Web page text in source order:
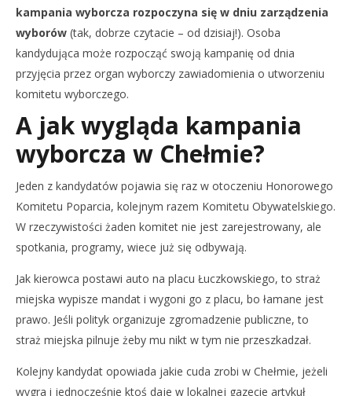
kampania wyborcza rozpoczyna się w dniu zarządzenia
wyborów (tak, dobrze czytacie – od dzisiaj!). Osoba
kandydująca może rozpocząć swoją kampanię od dnia
przyjęcia przez organ wyborczy zawiadomienia o utworzeniu
komitetu wyborczego.
A jak wygląda kampania
wyborcza w Chełmie?
Jeden z kandydatów pojawia się raz w otoczeniu Honorowego
Komitetu Poparcia, kolejnym razem Komitetu Obywatelskiego.
W rzeczywistości żaden komitet nie jest zarejestrowany, ale
spotkania, programy, wiece już się odbywają.
Jak kierowca postawi auto na placu Łuczkowskiego, to straż
miejska wypisze mandat i wygoni go z placu, bo łamane jest
prawo. Jeśli polityk organizuje zgromadzenie publiczne, to
straż miejska pilnuje żeby mu nikt w tym nie przeszkadzał.
Kolejny kandydat opowiada jakie cuda zrobi w Chełmie, jeżeli
wygra i jednocześnie ktoś daje w lokalnej gazecie artykuł